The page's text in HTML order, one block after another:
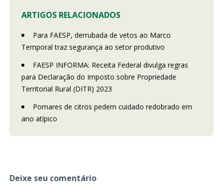
ARTIGOS RELACIONADOS
Para FAESP, derrubada de vetos ao Marco
Temporal traz segurança ao setor produtivo
FAESP INFORMA: Receita Federal divulga regras
para Declaração do Imposto sobre Propriedade
Territorial Rural (DITR) 2023
Pomares de citros pedem cuidado redobrado em
ano atípico
Deixe seu comentário